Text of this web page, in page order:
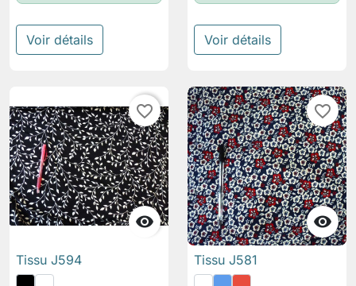
Voir détails Voir détails

favorite_border
Tissu J594

favorite_border
Tissu J581